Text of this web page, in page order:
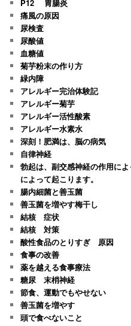
P12 胃腸炎
痛風の原因
尿検査
尿酸値
血糖値
菊芋粉末の作り方
緑内障
アレルギー完治体験記
アレルギー菊芋
アレルギー活性酸素
アレルギー水素水
深刻！肥満は、脳の病気
自律神経
勃起は、副交感神経の作用に
によって起こります。
腸内細菌と善玉菌
善玉菌を増やす梅干し
結核 症状
結核 対策
酸性食品のとりすぎ 原因
食事の改善
薬を越える食事療法
糖尿 末梢神経
節食、運動でもやせない
善玉菌を増やす
頭で食べないこと